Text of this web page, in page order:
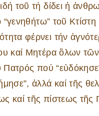
τοῦ τή δίδει ἡ
τοῦ Κτίστη
φέρνει τήν
καί Μητέρα ὃλων
Πατρός πού
ἀλλά καί τῆς
καί τῆς πίστεως